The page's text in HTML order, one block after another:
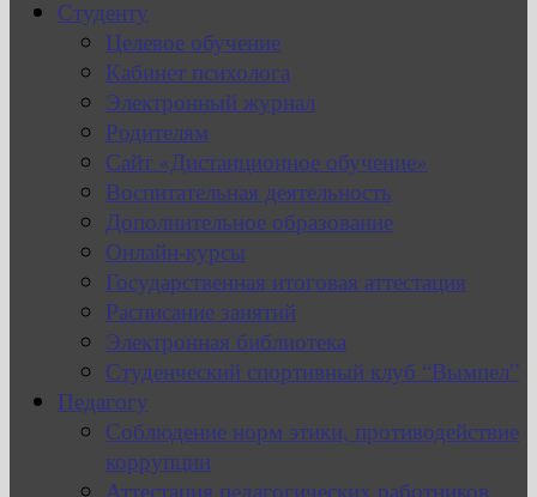
Студенту
Целевое обучение
Кабинет психолога
Электронный журнал
Родителям
Сайт «Дистанционное обучение»
Воспитательная деятельность
Дополнительное образование
Онлайн-курсы
Государственная итоговая аттестация
Расписание занятий
Электронная библиотека
Студенческий спортивный клуб “Вымпел”
Педагогу
Соблюдение норм этики, противодействие
коррупции
Аттестация педагогических работников